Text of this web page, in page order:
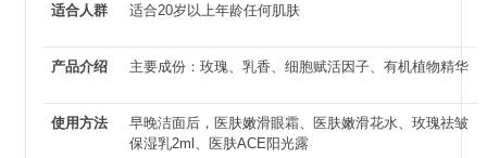
适合人群 适合20岁以上年龄任何肌肤
产品介绍 主要成份：玫瑰、乳香、细胞赋活因子、有机植物精华
使用方法
早晚洁面后，医肤嫩滑眼霜、医肤嫩滑花水、玫瑰祛皱
保湿乳2ml、医肤ACE阳光露